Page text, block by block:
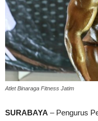
Atlet Binaraga Fitness Jatim
SURABAYA – Pengurus